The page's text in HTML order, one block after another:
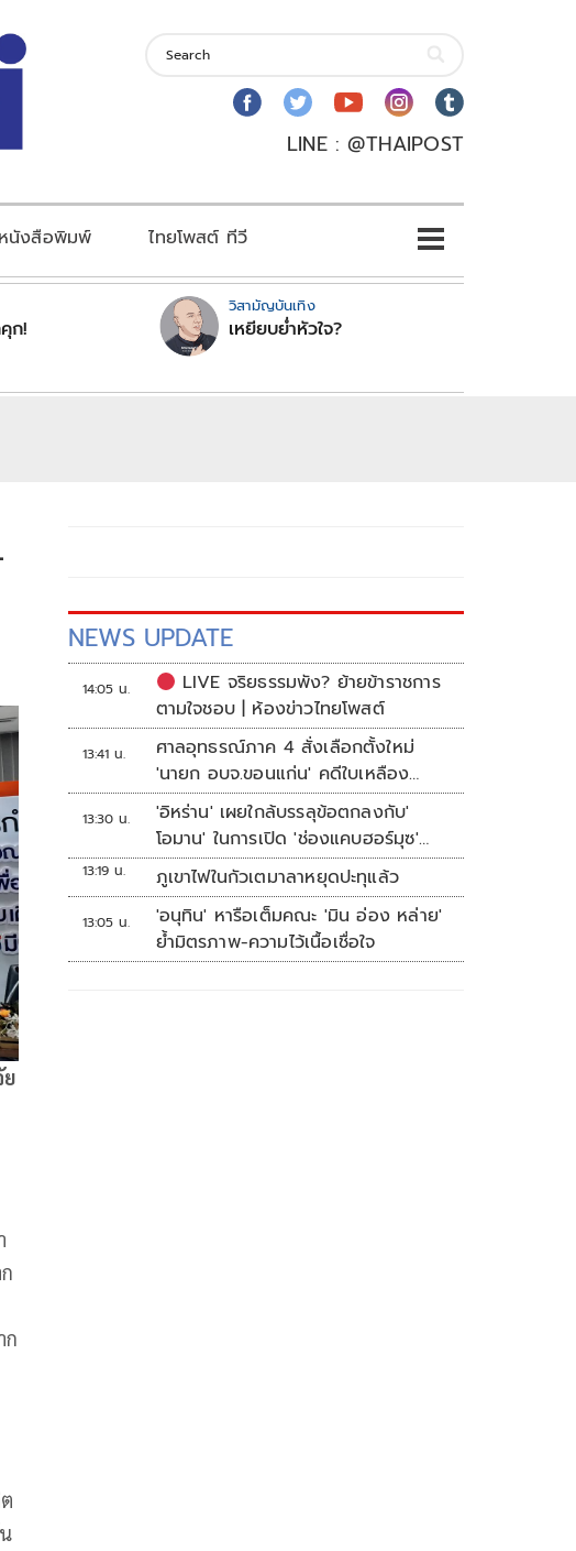
LINE : @THAIPOST
หนังสือพิมพ์ ไทยโพสต์ ทีวี
ก!
วิสามัญบันเทิง
เหยียบย่ำหัวใจ?
ก
NEWS UPDATE
14:05 น.
LIVE จริยธรรมพัง? ย้ายข้าราชการ
ตามใจชอบ | ห้องข่าวไทยโพสต์
13:41 น.
ศาลอุทธรณ์ภาค 4 สั่งเลือกตั้งใหม่
'นายก อบจ.ขอนแก่น' คดีใบเหลือง
'วัฒนา ช่างเหลา'
13:30 น.
'อิหร่าน' เผยใกล้บรรลุข้อตกลงกับ'
โอมาน' ในการเปิด 'ช่องแคบฮอร์มุซ'
แล้ว แต่การเปิดขึ้นอยู่กับสหรัฐฯ
13:19 น. ภูเขาไฟในกัวเตมาลาหยุดปะทุแล้ว
13:05 น.
'อนุทิน' หารือเต็มคณะ 'มิน อ่อง หล่าย'
ย้ำมิตรภาพ-ความไว้เนื้อเชื่อใจ